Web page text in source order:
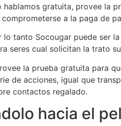
gratuita, provee la
a la paga de
tanto Socougar puede ser
seres cual solicitan la trato
la prueba gratuita para
de acciones, igual que
contactos regalado.
hacia el